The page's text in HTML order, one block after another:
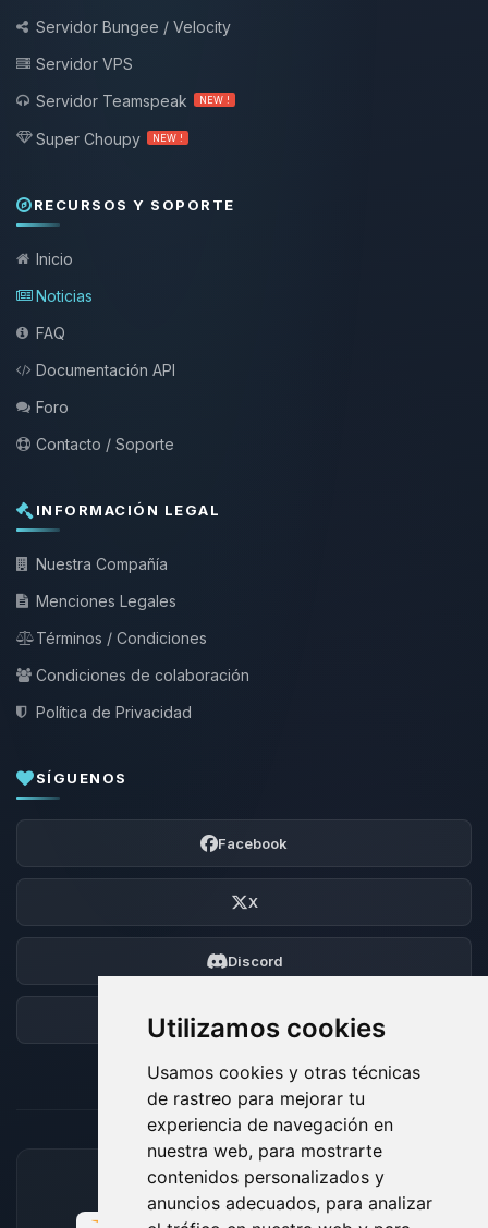
Utilizamos cookies
Usamos cookies y otras técnicas
de rastreo para mejorar tu
experiencia de navegación en
nuestra web, para mostrarte
contenidos personalizados y
anuncios adecuados, para analizar
Servidor Bungee / Velocity
Servidor VPS
Servidor Teamspeak
NEW !
Super Choupy NEW !
RECURSOS Y SOPORTE
Inicio
Noticias
FAQ
Documentación API
Foro
Contacto / Soporte
INFORMACIÓN LEGAL
Nuestra Compañía
Menciones Legales
Términos / Condiciones
Condiciones de colaboración
Política de Privacidad
SÍGUENOS
Facebook
X
Discord
Foro
MÉTODOS DE PAGO ACEPTADOS